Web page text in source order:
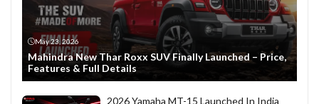
May 23, 2026
Mahindra New Thar Roxx SUV Finally Launched – Price,
Features & Full Details
2026 Yamaha MT-15 Launched In India